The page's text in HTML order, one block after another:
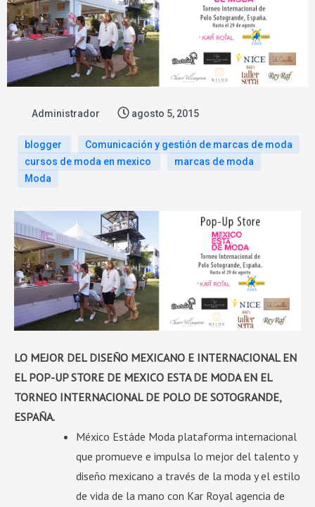
Administrador agosto 5, 2015
blogger
Comunicación y gestión de marcas de moda
cursos de moda en mexico
marcas de moda
Moda
LO MEJOR DEL DISEÑO MEXICANO E INTERNACIONAL EN
EL POP-UP STORE DE MEXICO ESTA DE MODA EN EL
TORNEO INTERNACIONAL DE POLO DE SOTOGRANDE,
ESPAÑA.
México Estáde Moda plataforma internacional
que promueve e impulsa lo mejor del talento y
diseño mexicano a través de la moda y el estilo
de vida de la mano con Kar Royal agencia de